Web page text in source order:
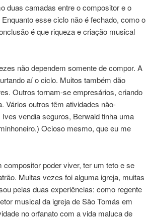
duas camadas entre o compositor e o
esse ciclo não é fechado, como o
é que riqueza e criação musical
não dependem somente de compor. A
aí o ciclo. Muitos também dão
Outros tornam-se empresários, criando
Vários outros têm atividades não-
vendia seguros, Berwald tinha uma
Ocioso mesmo, que eu me
poder viver, ter um teto e se
Muitas vezes foi alguma igreja, muitas
pelas duas experiências: como regente
musical da igreja de São Tomás em
no orfanato com a vida maluca de